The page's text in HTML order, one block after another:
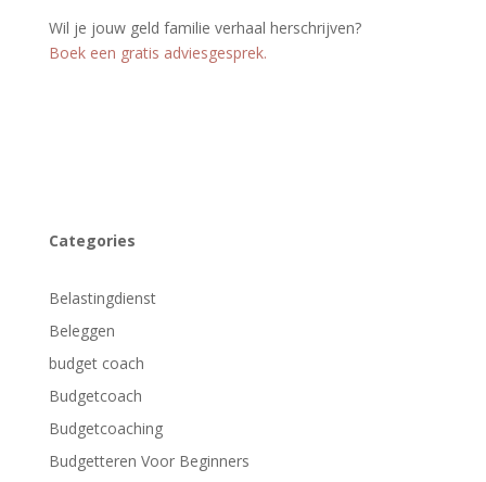
Wil je jouw geld familie verhaal herschrijven?
Boek een gratis adviesgesprek.
Categories
Belastingdienst
Beleggen
budget coach
Budgetcoach
Budgetcoaching
Budgetteren Voor Beginners